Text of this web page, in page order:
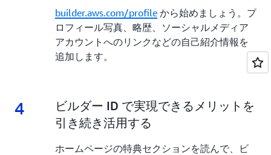
builder.aws.com/profileから始めましょう。プ
ロフィール写真、略歴、ソーシャルメディア
アカウントへのリンクなどの自己紹介情報を
追加します。
4 4.
ビルダー ID で実現できるメリットを
引き続き活用する
ホームページの特典セクションを読んで、ビ